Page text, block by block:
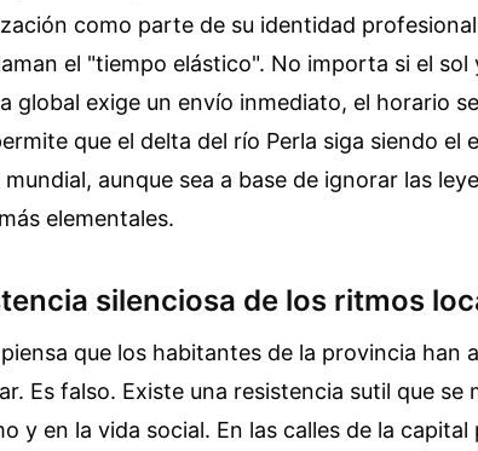
como parte de su identidad
el "tiempo elástico". No importa si el sol
global exige un envío inmediato, el horario
que el delta del río Perla siga siendo el
aunque sea a base de ignorar las
elementales.
silenciosa de los ritmos
que los habitantes de la provincia han
Es falso. Existe una resistencia sutil que se
y en la vida social. En las calles de la